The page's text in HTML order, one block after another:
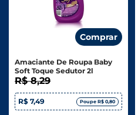
Comprar
Amaciante De Roupa Baby
Soft Toque Sedutor 2l
R$ 8,29
R$ 7,49 Poupe R$ 0,80